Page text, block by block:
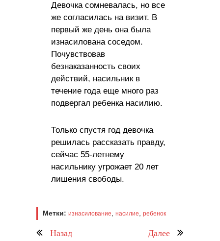
Девочка сомневалась, но все
же согласилась на визит. В
первый же день она была
изнасилована соседом.
Почувствовав
безнаказанность своих
действий, насильник в
течение года еще много раз
подвергал ребенка насилию.
Только спустя год девочка
решилась рассказать правду,
сейчас 55-летнему
насильнику угрожает 20 лет
лишения свободы.
Метки: изнасилование, насилие, ребенок
Назад Далее